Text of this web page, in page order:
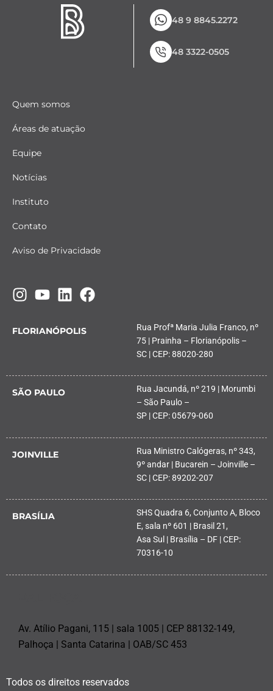
48 9 8845.2272
48 3322-0505
Quem somos
Áreas de atuação
Equipe
Notícias
Instituto
Contato
Aviso de Privacidade
FLORIANÓPOLIS
Rua Profª Maria Julia Franco, nº
75 | Prainha – Florianópolis –
SC | CEP: 88020-280
SÃO PAULO
Rua Jacundá, nº 219 | Morumbi
– São Paulo –
SP | CEP: 05679-060
JOINVILLE
Rua Ministro Calógeras, nº 343,
9º andar | Bucarein – Joinville –
SC | CEP: 89202-207
BRASÍLIA
SHS Quadra 6, Conjunto A, Bloco
E, sala nº 601 | Brasil 21,
Asa Sul | Brasília – DF | CEP:
70316-10
Av. Atílio Pagani, 115 | sala 1005 | CEP 88132-149,
Palhoça | Santa Catarina | OAB/SC 453
Todos os direitos reservados